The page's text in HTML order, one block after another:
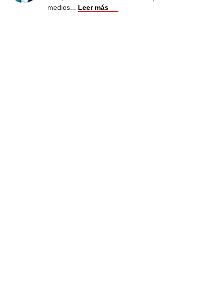
medios
Leer más